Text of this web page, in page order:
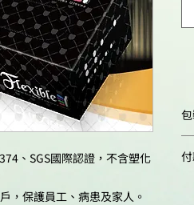
、SGS國際認證，不含塑化
，保護員工、病患及家人。